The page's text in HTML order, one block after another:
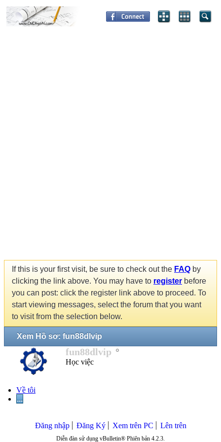
If this is your first visit, be sure to check out the FAQ by
clicking the link above. You may have to register before
you can post: click the register link above to proceed. To
start viewing messages, select the forum that you want
to visit from the selection below.
Xem Hồ sơ: fun88dlvip
fun88dlvip
Học việc
Về tôi
...
Đăng nhập Đăng Ký Xem trên PC Lên trên
Diễn đàn sử dụng vBulletin® Phiên bản 4.2.3.